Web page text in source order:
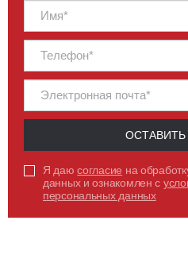
ОСТАВИТЬ
Я даюсогласие на
данных и ознакомлен с
персональных данных